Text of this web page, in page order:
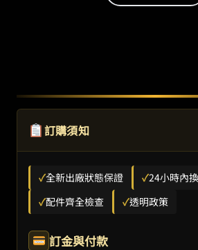
訂購須知
✓全新出廠狀態保證 ✓24小時內
✓配件齊全檢查 ✓透明政策
訂金與付款